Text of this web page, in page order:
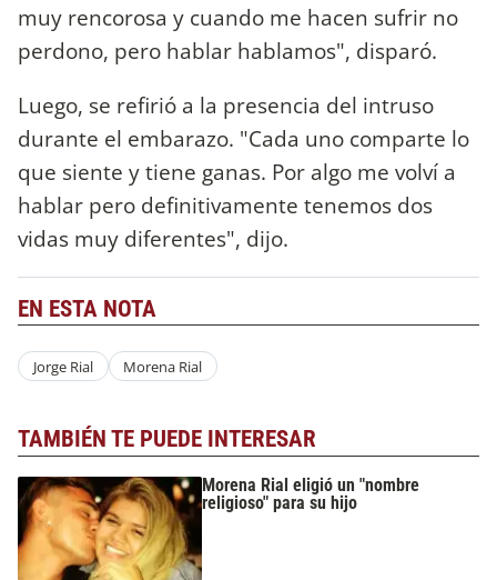
muy rencorosa y cuando me hacen sufrir no
perdono, pero hablar hablamos", disparó.
Luego, se refirió a la presencia del intruso
durante el embarazo. "Cada uno comparte lo
que siente y tiene ganas. Por algo me volví a
hablar pero definitivamente tenemos dos
vidas muy diferentes", dijo.
EN ESTA NOTA
Jorge Rial Morena Rial
TAMBIÉN TE PUEDE INTERESAR
Morena Rial eligió un "nombre
religioso" para su hijo